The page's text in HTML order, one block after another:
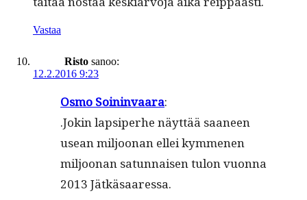
Vastaa
Risto sanoo:
12.2.2016 9:23
Osmo Soin­in­vaara:
.Jokin lap­siper­he näyt­tää saa­neen
use­an miljoo­nan ellei kymme­nen
miljoo­nan sat­un­naisen tulon vuon­na
2013 Jätkäsaaressa.